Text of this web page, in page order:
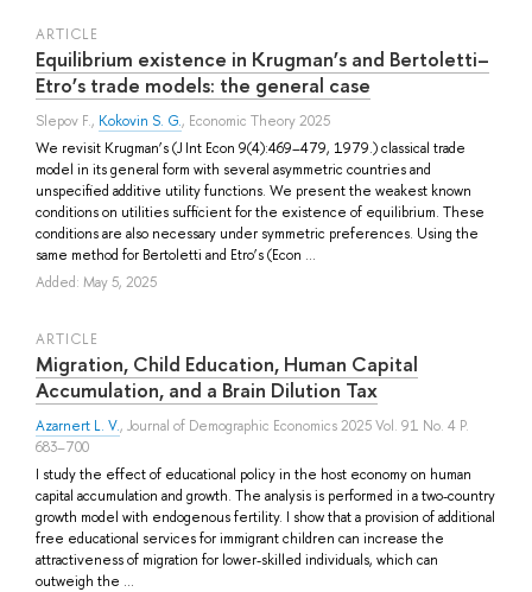
ARTICLE
Equilibrium existence in Krugman’s and Bertoletti–
Etro’s trade models: the general case
Slepov F., Kokovin S. G., Economic Theory 2025
We revisit Krugman’s (J Int Econ 9(4):469–479, 1979.) classical trade
model in its general form with several asymmetric countries and
unspecified additive utility functions. We present the weakest known
conditions on utilities sufficient for the existence of equilibrium. These
conditions are also necessary under symmetric preferences. Using the
same method for Bertoletti and Etro’s (Econ ...
Added: May 5, 2025
ARTICLE
Migration, Child Education, Human Capital
Accumulation, and a Brain Dilution Tax
Azarnert L. V., Journal of Demographic Economics 2025 Vol. 91 No. 4 P.
683–700
I study the effect of educational policy in the host economy on human
capital accumulation and growth. The analysis is performed in a two-country
growth model with endogenous fertility. I show that a provision of additional
free educational services for immigrant children can increase the
attractiveness of migration for lower-skilled individuals, which can
outweigh the ...